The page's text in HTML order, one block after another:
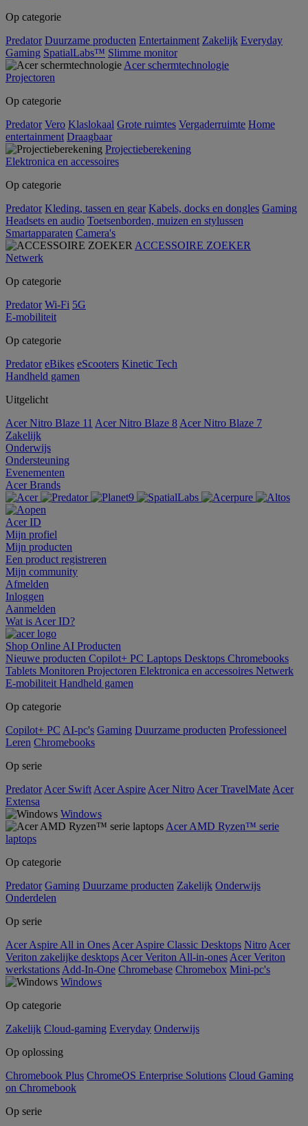
Op categorie
Predator Duurzame producten Entertainment Zakelijk Everyday
Gaming SpatialLabs™ Slimme monitor
Acer schermtechnologie
Projectoren
Op categorie
Predator Vero Klaslokaal Grote ruimtes Vergaderruimte Home
entertainment Draagbaar
Projectieberekening
Elektronica en accessoires
Op categorie
Predator Kleding, tassen en gear Kabels, docks en dongles Gaming
Headsets en audio Toetsenborden, muizen en stylussen
Smartapparaten Camera's
ACCESSOIRE ZOEKER
Netwerk
Op categorie
Predator Wi-Fi 5G
E-mobiliteit
Op categorie
Predator eBikes eScooters Kinetic Tech
Handheld gamen
Uitgelicht
Acer Nitro Blaze 11 Acer Nitro Blaze 8 Acer Nitro Blaze 7
Zakelijk
Onderwijs
Ondersteuning
Evenementen
Acer Brands
Acer ID
Mijn profiel
Mijn producten
Een product registreren
Mijn community
Afmelden
Inloggen
Aanmelden
Wat is Acer ID?
Shop Online AI Producten
Nieuwe producten Copilot+ PC Laptops Desktops Chromebooks
Tablets Monitoren Projectoren Elektronica en accessoires Netwerk
E-mobiliteit Handheld gamen
Op categorie
Copilot+ PC AI-pc's Gaming Duurzame producten Professioneel
Leren Chromebooks
Op serie
Predator Acer Swift Acer Aspire Acer Nitro Acer TravelMate Acer
Extensa
Windows
Acer AMD Ryzen™ serie
laptops
Op categorie
Predator Gaming Duurzame producten Zakelijk Onderwijs
Onderdelen
Op serie
Acer Aspire All in Ones Acer Aspire Classic Desktops Nitro Acer
Veriton zakelijke desktops Acer Veriton All-in-ones Acer Veriton
werkstations Add-In-One Chromebase Chromebox Mini-pc's
Windows
Op categorie
Zakelijk Cloud-gaming Everyday Onderwijs
Op oplossing
Chromebook Plus ChromeOS Enterprise Solutions Cloud Gaming
on Chromebook
Op serie